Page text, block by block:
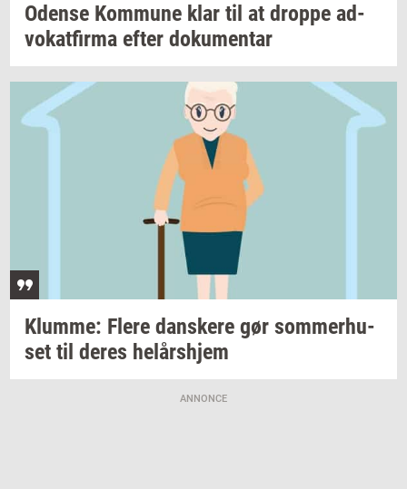
Oden­se Kom­mu­ne klar til at drop­pe ad­
vo­kat­fir­ma efter do­ku­men­tar
Klum­me: Flere dan­ske­re gør som­mer­hu­
set til deres helårs­hjem
ANNONCE